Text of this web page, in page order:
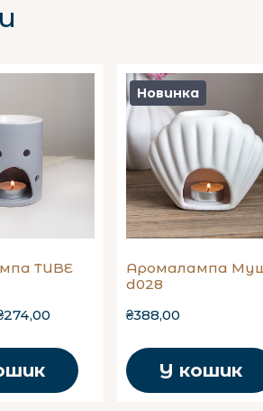
TUBE
Новинка
Аромалампа
d028
₴388,00
У кошик